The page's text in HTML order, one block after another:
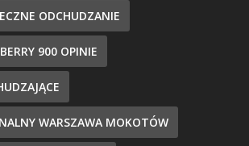
ODCHUDZANIE
900 OPINIE
WARSZAWA MOKOTÓW